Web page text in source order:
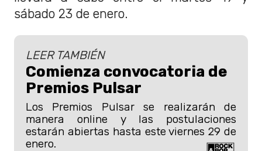
sábado 23 de enero.
LEER TAMBIÉN
Comienza convocatoria de
Premios Pulsar
Los Premios Pulsar se realizarán de
manera online y las postulaciones
estarán abiertas hasta este viernes 29 de
enero.